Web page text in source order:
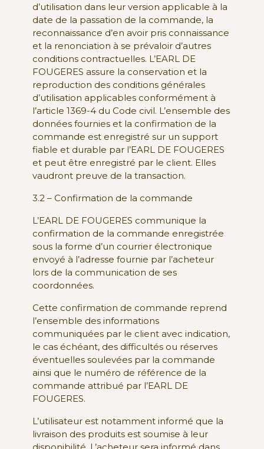
d’utilisation dans leur version applicable à la
date de la passation de la commande, la
reconnaissance d’en avoir pris connaissance
et la renonciation à se prévaloir d’autres
conditions contractuelles. L’EARL DE
FOUGERES assure la conservation et la
reproduction des conditions générales
d’utilisation applicables conformément à
l’article 1369-4 du Code civil. L’ensemble des
données fournies et la confirmation de la
commande est enregistré sur un support
fiable et durable par l’EARL DE FOUGERES
et peut être enregistré par le client. Elles
vaudront preuve de la transaction.
3.2 – Confirmation de la commande
L’EARL DE FOUGERES communique la
confirmation de la commande enregistrée
sous la forme d’un courrier électronique
envoyé à l’adresse fournie par l’acheteur
lors de la communication de ses
coordonnées.
Cette confirmation de commande reprend
l’ensemble des informations
communiquées par le client avec indication,
le cas échéant, des difficultés ou réserves
éventuelles soulevées par la commande
ainsi que le numéro de référence de la
commande attribué par l’EARL DE
FOUGERES.
L’utilisateur est notamment informé que la
livraison des produits est soumise à leur